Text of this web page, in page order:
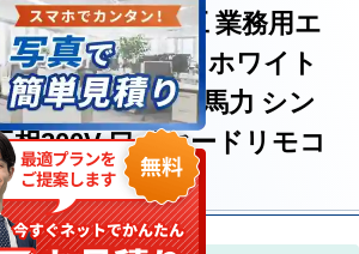
white 三菱重工 業務用エ
ーインバーター ホワイト
ット4方向 2.3馬力 シン
相200V ワイヤードリモコ